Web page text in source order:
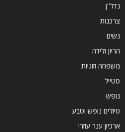
נדל''ן
צרכנות
נשים
הריון ולידה
משפחה וזוגיות
סטייל
נופש
טיולים נופש וטבע
ארכיון ענר עוזרי